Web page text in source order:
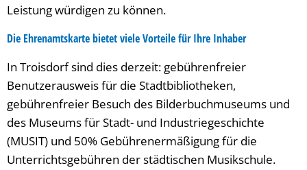
Leistung würdigen zu können.
Die Ehrenamtskarte bietet viele Vorteile für Ihre Inhaber
In Troisdorf sind dies derzeit: gebührenfreier
Benutzerausweis für die Stadtbibliotheken,
gebührenfreier Besuch des Bilderbuchmuseums und
des Museums für Stadt- und Industriegeschichte
(MUSIT) und 50% Gebührenermäßigung für die
Unterrichtsgebühren der städtischen Musikschule.